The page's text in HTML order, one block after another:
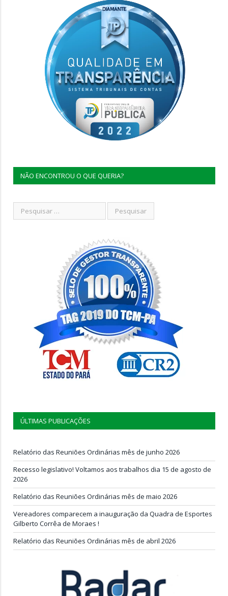
NÃO ENCONTROU O QUE QUERIA?
ÚLTIMAS PUBLICAÇÕES
Relatório das Reuniões Ordinárias mês de junho 2026
Recesso legislativo! Voltamos aos trabalhos dia 15 de agosto de
2026
Relatório das Reuniões Ordinárias mês de maio 2026
Vereadores comparecem a inauguração da Quadra de Esportes
Gilberto Corrêa de Moraes !
Relatório das Reuniões Ordinárias mês de abril 2026